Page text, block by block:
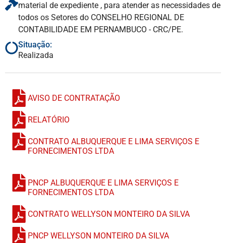
material de expediente , para atender as necessidades de
todos os Setores do CONSELHO REGIONAL DE
CONTABILIDADE EM PERNAMBUCO - CRC/PE.
Situação:
Realizada
AVISO DE CONTRATAÇÃO
RELATÓRIO
CONTRATO ALBUQUERQUE E LIMA SERVIÇOS E
FORNECIMENTOS LTDA
PNCP ALBUQUERQUE E LIMA SERVIÇOS E
FORNECIMENTOS LTDA
CONTRATO WELLYSON MONTEIRO DA SILVA
PNCP WELLYSON MONTEIRO DA SILVA